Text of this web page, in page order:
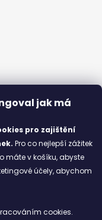
jak má
pro zajištění
Pro co nejlepší zážitek
máte v košíku, abyste
účely, abychom
cookies.